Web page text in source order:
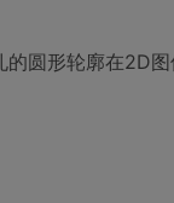
圆形轮廓在2D